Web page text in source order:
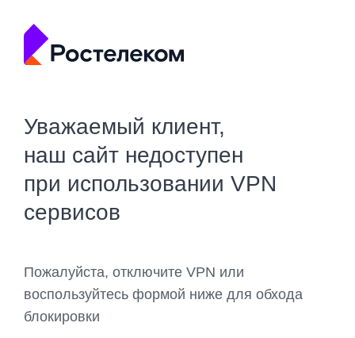
Уважаемый клиент,
наш сайт недоступен
при использовании VPN
сервисов
Пожалуйста, отключите VPN или
воспользуйтесь формой ниже для обхода
блокировки